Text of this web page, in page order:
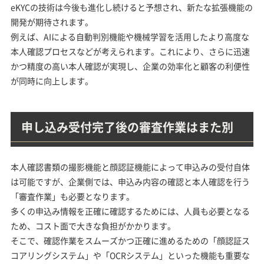
eKYCの技術は今後も進化し続けると予想され、新たな拡張機能の
開発が期待されます。
例えば、AIによる自動判別機能や機械学習を活用したより高度な
本人確認プロセスなどが考えられます。これにより、さらに迅速
かつ精度の高い本人確認が実現し、企業の効率化と顧客の利便性
が同時に向上します。
申し込み受付完了後の審査作業はまた別
本人確認書類の撮影機能と顔認証機能によって申込みの受付自体
は可能ですが、企業側では、申込み内容の確認と本人確認を行う
「審査作業」も必要となります。
多くの申込み情報を正確に確認するためには、人員も必要となる
ため、コスト面で大きな負担がかかります。
そこで、確認作業をスムーズかつ正確に進めるための「顔認証ス
コアリングシステム」や「OCRシステム」といった機能も重要な